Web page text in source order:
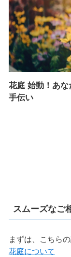
花庭 始動！あ
手伝い
スムーズなご
まずは、こちら
花庭について